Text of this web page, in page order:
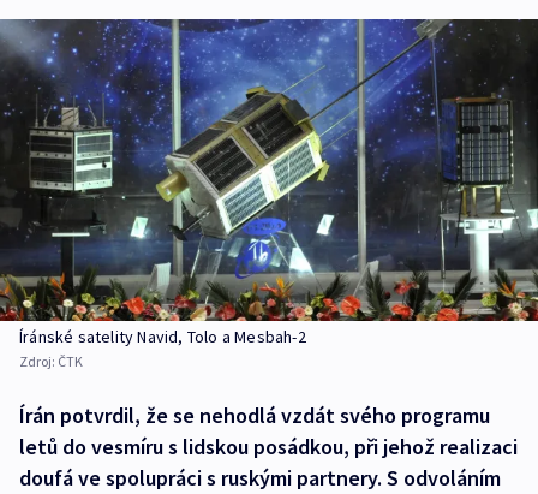
Íránské satelity Navid, Tolo a Mesbah-2
Zdroj: ČTK
Írán potvrdil, že se nehodlá vzdát svého programu
letů do vesmíru s lidskou posádkou, při jehož realizaci
doufá ve spolupráci s ruskými partnery. S odvoláním